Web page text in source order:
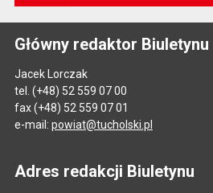
Główny redaktor Biuletynu
Jacek Lorczak
tel. (+48) 52 559 07 00
fax (+48) 52 559 07 01
e-mail: powiat@tucholski.pl
Adres redakcji Biuletynu